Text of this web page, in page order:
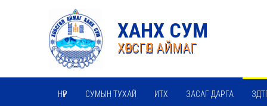
ХАНХ СУМ
ХӨВСГӨЛ АЙМАГ
НҮҮР СУМЫН ТУХАЙ ИТХ ЗАСАГ ДАРГА